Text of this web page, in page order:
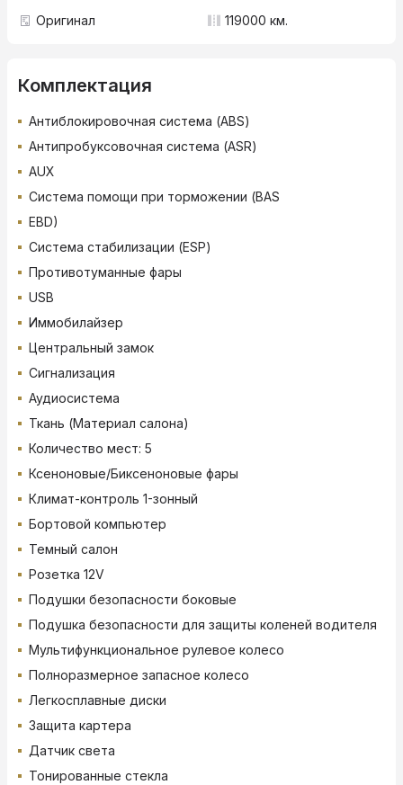
Оригинал
119000 км.
Комплектация
Антиблокировочная система (ABS)
Антипробуксовочная система (ASR)
AUX
Система помощи при торможении (BAS
EBD)
Система стабилизации (ESP)
Противотуманные фары
USB
Иммобилайзер
Центральный замок
Сигнализация
Аудиосистема
Ткань (Материал салона)
Количество мест: 5
Ксеноновые/Биксеноновые фары
Климат-контроль 1-зонный
Бортовой компьютер
Темный салон
Розетка 12V
Подушки безопасности боковые
Подушка безопасности для защиты коленей водителя
Мультифункциональное рулевое колесо
Полноразмерное запасное колесо
Легкосплавные диски
Защита картера
Датчик света
Тонированные стекла